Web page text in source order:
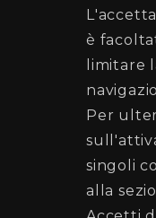
Telefono: 091
Note
è
limitare
Per
singoli
alla